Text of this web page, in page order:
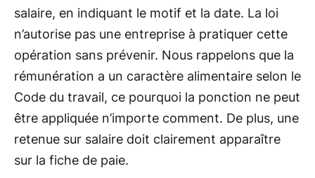
salaire, en indiquant le motif et la date. La loi
n’autorise pas une entreprise à pratiquer cette
opération sans prévenir. Nous rappelons que la
rémunération a un caractère alimentaire selon le
Code du travail, ce pourquoi la ponction ne peut
être appliquée n’importe comment. De plus, une
retenue sur salaire doit clairement apparaître
sur la fiche de paie.